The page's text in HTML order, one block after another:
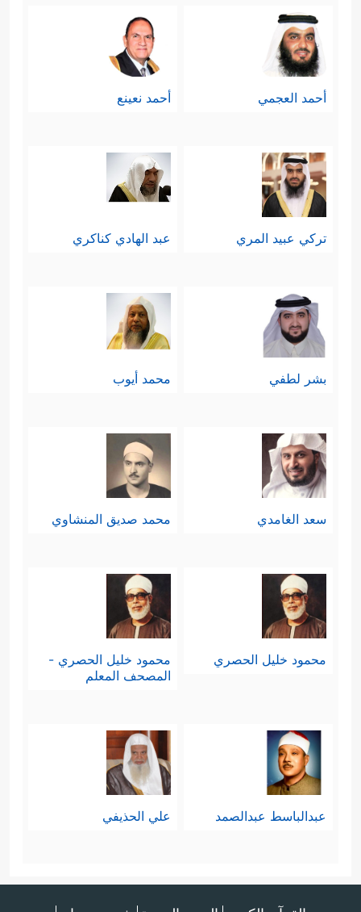
أحمد العجمي أحمد نعينع
تركي عبيد المري عبد الهادي كناكري
بشر لطفي محمد أيوب
سعد الغامدي محمد صديق المنشاوي
محمود خليل الحصري
محمود خليل الحصري -
المصحف المعلم
عبدالباسط عبدالصمد علي الحذيفي